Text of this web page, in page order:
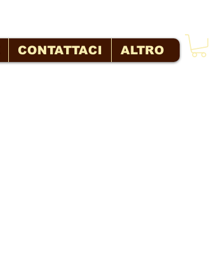
CONTATTACI ALTRO